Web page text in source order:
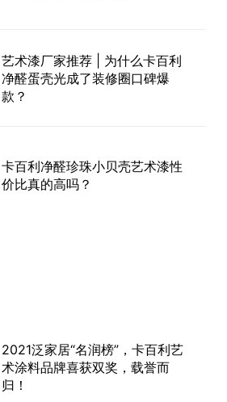
艺术漆厂家推荐 | 为什么卡百利
净醛蛋壳光成了装修圈口碑爆
款？
卡百利净醛珍珠小贝壳艺术漆性
价比真的高吗？
墙面艺术涂料品牌？
2021泛家居“名润榜”，卡百利艺
术涂料品牌喜获双奖，载誉而
归！